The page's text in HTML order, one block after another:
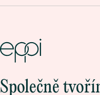
Společně